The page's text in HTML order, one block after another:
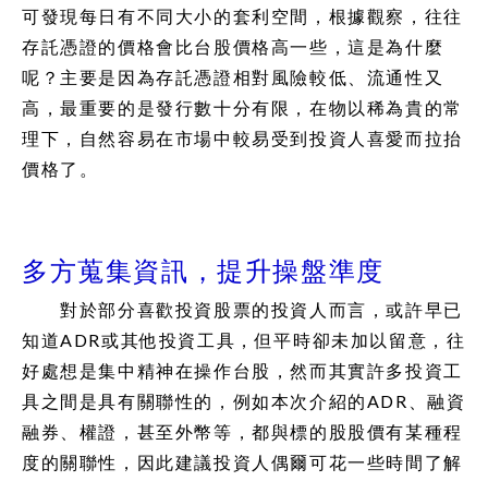
可發現每日有不同大小的套利空間，根據觀察，往往
存託憑證的價格會比台股價格高一些，這是為什麼
呢？主要是因為存託憑證相對風險較低、流通性又
高，最重要的是發行數十分有限，在物以稀為貴的常
理下，自然容易在市場中較易受到投資人喜愛而拉抬
價格了。
多方蒐集資訊，提升操盤準度
對於部分喜歡投資股票的投資人而言，或許早已
知道ADR或其他投資工具，但平時卻未加以留意，往
好處想是集中精神在操作台股，然而其實許多投資工
具之間是具有關聯性的，例如本次介紹的ADR、融資
融券、權證，甚至外幣等，都與標的股股價有某種程
度的關聯性，因此建議投資人偶爾可花一些時間了解